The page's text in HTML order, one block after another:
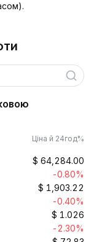
Ціна й 24год%
$ 64,284.00
-0.80%
$ 1,903.22
-0.40%
$ 1.026
-2.30%